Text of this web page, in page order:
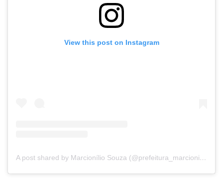
View this post on Instagram
A post shared by Marcionílio Souza (@prefeitura_marcioniliosouza)